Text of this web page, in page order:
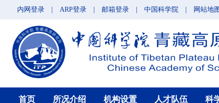
内网登录 ARP登录 邮箱登录 中国科学院 网站地
首页 所况介绍 机构设置 人才队伍 科